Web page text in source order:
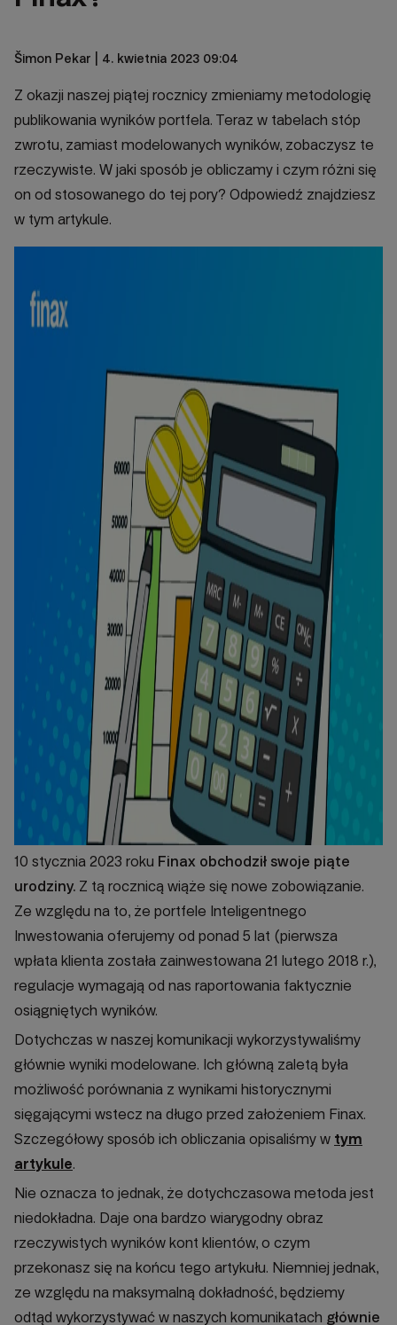
Šimon Pekar | 4. kwietnia 2023 09:04
Z okazji naszej piątej rocznicy zmieniamy metodologię
publikowania wyników portfela. Teraz w tabelach stóp
zwrotu, zamiast modelowanych wyników, zobaczysz te
rzeczywiste. W jaki sposób je obliczamy i czym różni się
on od stosowanego do tej pory? Odpowiedź znajdziesz
w tym artykule.
10 stycznia 2023 roku Finax obchodził swoje piąte
urodziny. Z tą rocznicą wiąże się nowe zobowiązanie.
Ze względu na to, że portfele Inteligentnego
Inwestowania oferujemy od ponad 5 lat (pierwsza
wpłata klienta została zainwestowana 21 lutego 2018 r.),
regulacje wymagają od nas raportowania faktycznie
osiągniętych wyników.
Dotychczas w naszej komunikacji wykorzystywaliśmy
głównie wyniki modelowane. Ich główną zaletą była
możliwość porównania z wynikami historycznymi
sięgającymi wstecz na długo przed założeniem Finax.
Szczegółowy sposób ich obliczania opisaliśmy w tym
artykule.
Nie oznacza to jednak, że dotychczasowa metoda jest
niedokładna. Daje ona bardzo wiarygodny obraz
rzeczywistych wyników kont klientów, o czym
przekonasz się na końcu tego artykułu. Niemniej jednak,
ze względu na maksymalną dokładność, będziemy
odtąd wykorzystywać w naszych komunikatach głównie